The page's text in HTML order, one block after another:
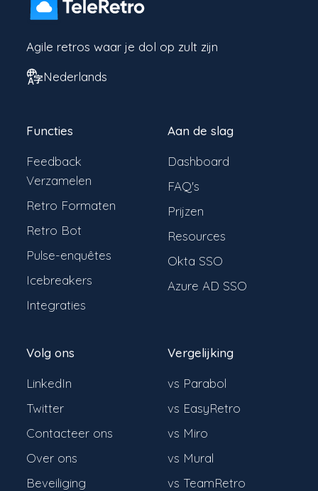
Agile retros waar je dol op zult zijn
Nederlands
Functies
Feedback
Verzamelen
Retro Formaten
Retro Bot
Pulse-enquêtes
Icebreakers
Integraties
Aan de slag
Dashboard
FAQ's
Prijzen
Resources
Okta SSO
Azure AD SSO
Volg ons
LinkedIn
Twitter
Contacteer ons
Over ons
Beveiliging
Vergelijking
vs Parabol
vs EasyRetro
vs Miro
vs Mural
vs TeamRetro